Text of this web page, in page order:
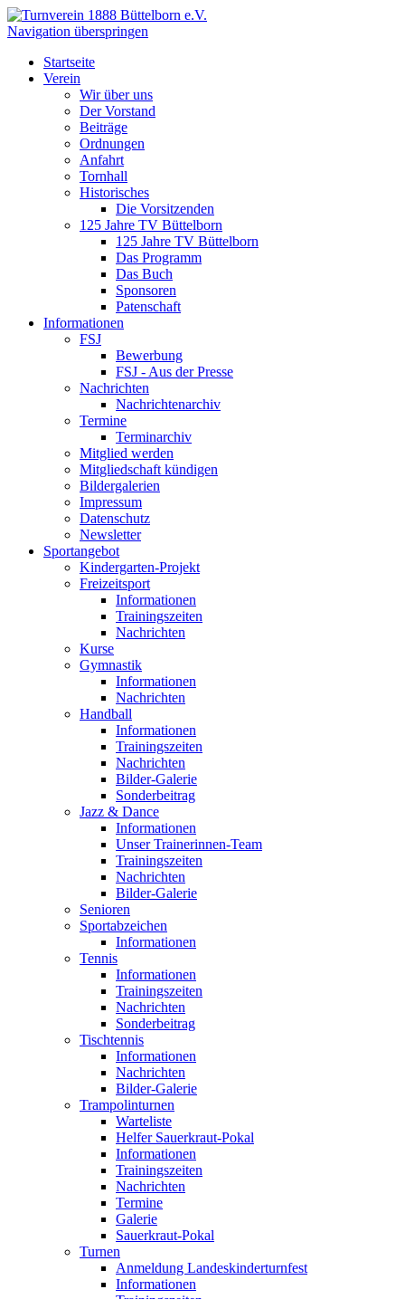
Navigation überspringen
Startseite
Verein
Wir über uns
Der Vorstand
Beiträge
Ordnungen
Anfahrt
Tornhall
Historisches
Die Vorsitzenden
125 Jahre TV Büttelborn
125 Jahre TV Büttelborn
Das Programm
Das Buch
Sponsoren
Patenschaft
Informationen
FSJ
Bewerbung
FSJ - Aus der Presse
Nachrichten
Nachrichtenarchiv
Termine
Terminarchiv
Mitglied werden
Mitgliedschaft kündigen
Bildergalerien
Impressum
Datenschutz
Newsletter
Sportangebot
Kindergarten-Projekt
Freizeitsport
Informationen
Trainingszeiten
Nachrichten
Kurse
Gymnastik
Informationen
Nachrichten
Handball
Informationen
Trainingszeiten
Nachrichten
Bilder-Galerie
Sonderbeitrag
Jazz & Dance
Informationen
Unser Trainerinnen-Team
Trainingszeiten
Nachrichten
Bilder-Galerie
Senioren
Sportabzeichen
Informationen
Tennis
Informationen
Trainingszeiten
Nachrichten
Sonderbeitrag
Tischtennis
Informationen
Nachrichten
Bilder-Galerie
Trampolinturnen
Warteliste
Helfer Sauerkraut-Pokal
Informationen
Trainingszeiten
Nachrichten
Termine
Galerie
Sauerkraut-Pokal
Turnen
Anmeldung Landeskinderturnfest
Informationen